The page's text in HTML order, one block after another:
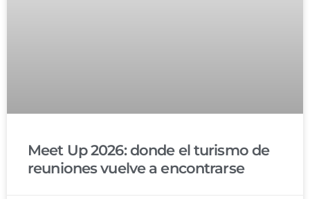
Meet Up 2026: donde el turismo de
reuniones vuelve a encontrarse